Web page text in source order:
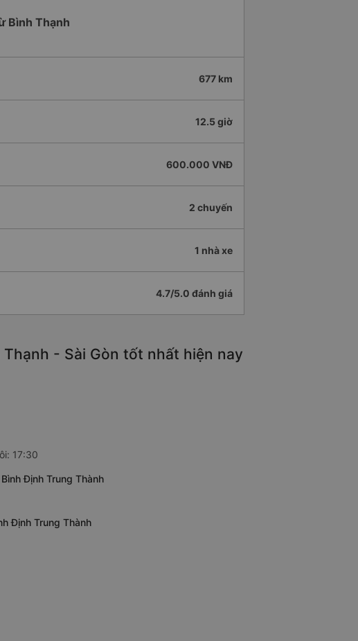
Bình Thạnh
677 km
12.5 giờ
600.000 VNĐ
2 chuyến
1 nhà xe
4.7/5.0 đánh giá
- Sài Gòn tốt nhất hiện nay
17:30
Định Trung Thành
Định Trung Thành